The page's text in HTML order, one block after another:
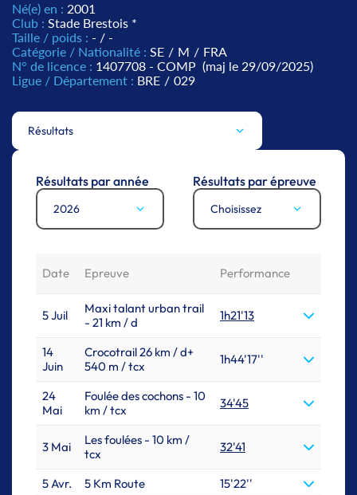
Né(e) en : 2001
Club : Stade Brestois *
Taille / poids : - / -
Catégorie / Nationalité : SE / M / FRA
N° de licence : 1407708 - COMP (maj le 29/09/2025)
Ligue / Département : BRE / 029
Résultats
Résultats par année
2026
Résultats par épreuve
Choisissez
Date Epreuve Performance
5 Juil
Maxi talant urban trail
- 21 km / d
1h21'13
14
Juin
Crocotrail 26 km / d+
540 m / tcx
1h44'17''
24
Mai
Foulée des cochons - 10
km / tcx
34'45
3 Mai
Les foulées - 10 km /
tcx
32'41
5 Avr. 5 Km Route
15'22''